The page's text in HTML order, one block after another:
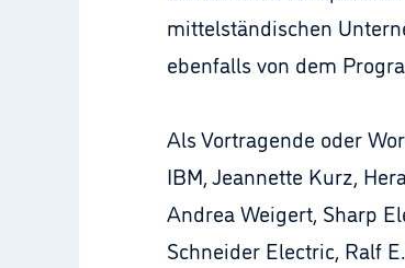
mittelständischen
ebenfalls von dem
Als Vortragende oder
IBM, Jeannette Kurz,
Andrea Weigert, Sharp
Schneider Electric, Ralf